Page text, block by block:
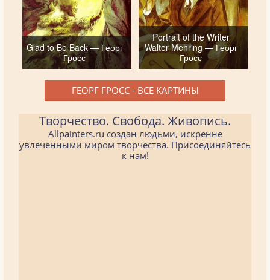
Glad to Be Back — Георг
Гросс
Portrait of the Writer
Walter Mehring — Георг
Гросс
ГЕОРГ ГРОСС - ВСЕ КАРТИНЫ
Творчество. Свобода. Живопись.
Allpainters.ru создан людьми, искренне
увлеченными миром творчества. Присоединяйтесь
к нам!